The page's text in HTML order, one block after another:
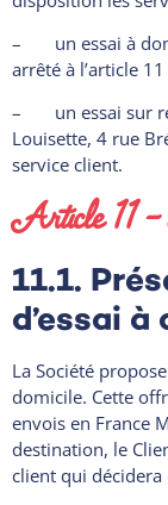
– un essai à
arrêté à l’article
– un essai sur
Louisette, 4 rue
service client.
Article 11 –
11.1.
d’essai
La Société
domicile. Cette
envois en France
destination, le
client qui décidera